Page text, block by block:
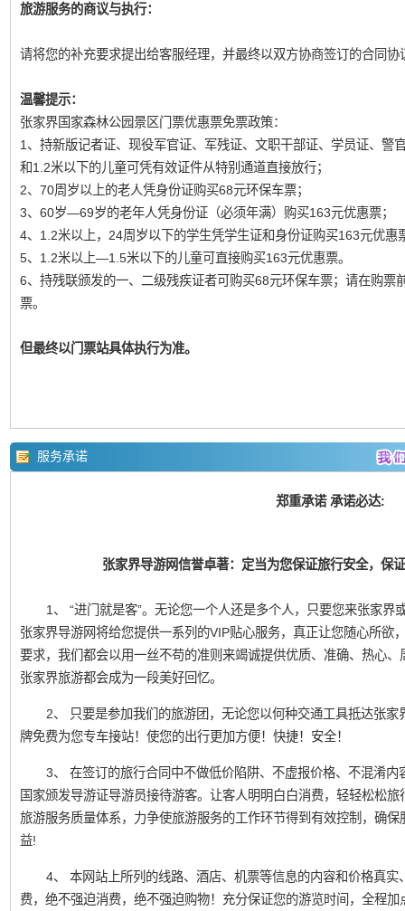
旅游服务的商议与执行：
请将您的补充要求提出给客服经理，并最终以双方协商签订的合同协
温馨提示：
张家界国家森林公园景区门票优惠票免票政策：
1、持新版记者证、现役军官证、军残证、文职干部证、学员证、警
和1.2米以下的儿童可凭有效证件从特别通道直接放行；
2、70周岁以上的老人凭身份证购买68元环保车票；
3、60岁—69岁的老年人凭身份证（必须年满）购买163元优惠票；
4、1.2米以上，24周岁以下的学生凭学生证和身份证购买163元优惠
5、1.2米以上—1.5米以下的儿童可直接购买163元优惠票。
6、持残联颁发的一、二级残疾证者可购买68元环保车票；请在购票
票。
但最终以门票站具体执行为准。
服务承诺
郑重承诺 承诺必达:
张家界导游网信誉卓著：定当为您保证旅行安全，保
1、 “进门就是客”。无论您一个人还是多个人，只要您来张家
张家界导游网将给您提供一系列的VIP贴心服务，真正让您随心所欲
要求，我们都会以用一丝不苟的准则来竭诚提供优质、准确、热心
张家界旅游都会成为一段美好回忆。
2、 只要是参加我们的旅游团，无论您以何种交通工具抵达张
牌免费为您专车接站！使您的出行更加方便！快捷！安全！
3、 在签订的旅行合同中不做低价陷阱、不虚报价格、不混淆
国家颁发导游证导游员接待游客。让客人明明白白消费，轻轻松松
旅游服务质量体系，力争使旅游服务的工作环节得到有效控制，确
益!
4、 本网站上所列的线路、酒店、机票等信息的内容和价格真
费，绝不强迫消费，绝不强迫购物！充分保证您的游览时间，全程